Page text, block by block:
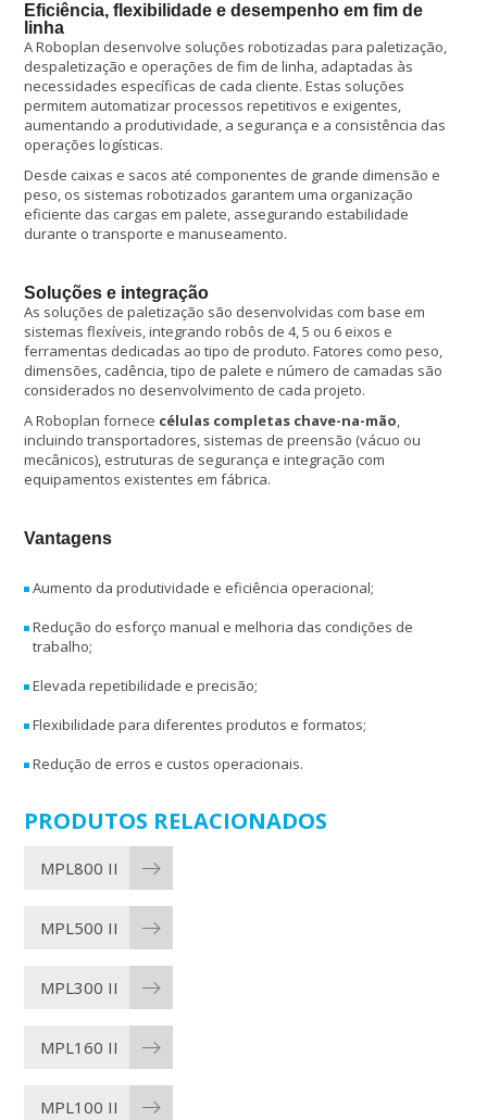
Eficiência, flexibilidade e desempenho em fim de
linha
A Roboplan desenvolve soluções robotizadas para paletização,
despaletização e operações de fim de linha, adaptadas às
necessidades específicas de cada cliente. Estas soluções
permitem automatizar processos repetitivos e exigentes,
aumentando a produtividade, a segurança e a consistência das
operações logísticas.
Desde caixas e sacos até componentes de grande dimensão e
peso, os sistemas robotizados garantem uma organização
eficiente das cargas em palete, assegurando estabilidade
durante o transporte e manuseamento.
Soluções e integração
As soluções de paletização são desenvolvidas com base em
sistemas flexíveis, integrando robôs de 4, 5 ou 6 eixos e
ferramentas dedicadas ao tipo de produto. Fatores como peso,
dimensões, cadência, tipo de palete e número de camadas são
considerados no desenvolvimento de cada projeto.
A Roboplan fornece células completas chave-na-mão,
incluindo transportadores, sistemas de preensão (vácuo ou
mecânicos), estruturas de segurança e integração com
equipamentos existentes em fábrica.
Vantagens
Aumento da produtividade e eficiência operacional;
Redução do esforço manual e melhoria das condições de
trabalho;
Elevada repetibilidade e precisão;
Flexibilidade para diferentes produtos e formatos;
Redução de erros e custos operacionais.
PRODUTOS RELACIONADOS
MPL800 II
MPL500 II
MPL300 II
MPL160 II
MPL100 II